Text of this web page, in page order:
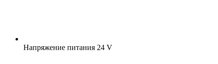
Напряжение питания 24 V